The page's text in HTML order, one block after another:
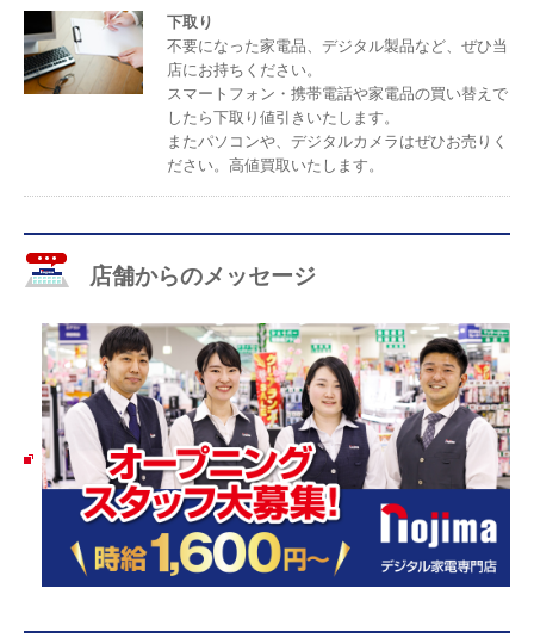
下取り
不要になった家電品、デジタル製品など、ぜひ当
店にお持ちください。
スマートフォン・携帯電話や家電品の買い替えで
したら下取り値引きいたします。
またパソコンや、デジタルカメラはぜひお売りく
ださい。高値買取いたします。
店舗からのメッセージ